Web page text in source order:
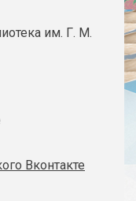
им. Г. М.
Вконтакте